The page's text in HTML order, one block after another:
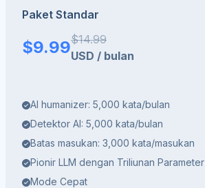
Paket Standar
$9.99$14.99
USD / bulan
AI humanizer: 5,000 kata/bulan
Detektor AI: 5,000 kata/bulan
Batas masukan: 3,000 kata/masukan
Pionir LLM dengan Triliunan Parameter
Mode Cepat